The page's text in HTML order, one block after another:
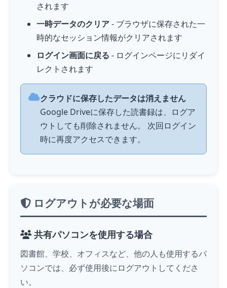
されます
一時データのクリア- ブラウザに保存された一
時的なセッション情報がクリアされます
ログイン画面に戻る - ログインページにリダイ
レクトされます
クラウドに保存したデータは消えません
Google Driveに保存した読書録は、ログア
ウトしても削除されません。 次回ログイン
時に再度アクセスできます。
ログアウトが必要な場面
共有パソコンを使用する場合
図書館、学校、オフィスなど、他の人も使用するパ
ソコンでは、必ず使用後にログアウトしてくださ
い。